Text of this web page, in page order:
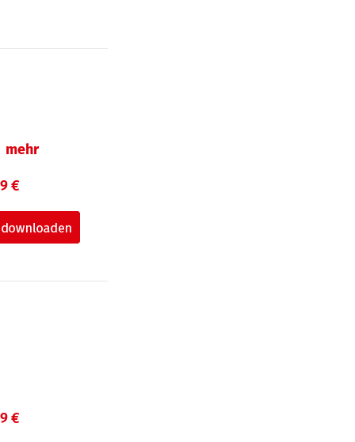
mehr
€
€